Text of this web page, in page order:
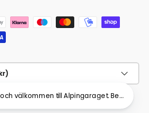
välkommen till Alpingaraget. Behöver